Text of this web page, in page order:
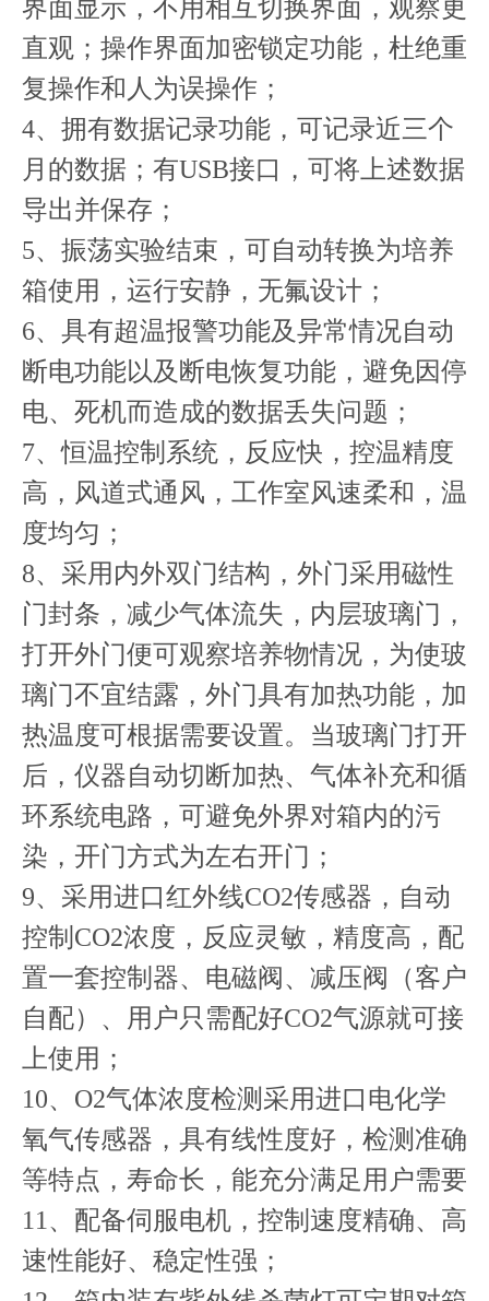
界面显示，不用相互切换界面，观察更
直观；操作界面加密锁定功能，杜绝重
复操作和人为误操作；
4、拥有数据记录功能，可记录近三个
月的数据；有USB接口，可将上述数据
导出并保存；
5、振荡实验结束，可自动转换为培养
箱使用，运行安静，无氟设计；
6、具有超温报警功能及异常情况自动
断电功能以及断电恢复功能，避免因停
电、死机而造成的数据丢失问题；
7、恒温控制系统，反应快，控温精度
高，风道式通风，工作室风速柔和，温
度均匀；
8、采用内外双门结构，外门采用磁性
门封条，减少气体流失，内层玻璃门，
打开外门便可观察培养物情况，为使玻
璃门不宜结露，外门具有加热功能，加
热温度可根据需要设置。当玻璃门打开
后，仪器自动切断加热、气体补充和循
环系统电路，可避免外界对箱内的污
染，开门方式为左右开门；
9、采用进口红外线CO2传感器，自动
控制CO2浓度，反应灵敏，精度高，配
置一套控制器、电磁阀、减压阀（客户
自配）、用户只需配好CO2气源就可接
上使用；
10、O2气体浓度检测采用进口电化学
氧气传感器，具有线性度好，检测准确
等特点，寿命长，能充分满足用户需要
11、配备伺服电机，控制速度精确、高
速性能好、稳定性强；